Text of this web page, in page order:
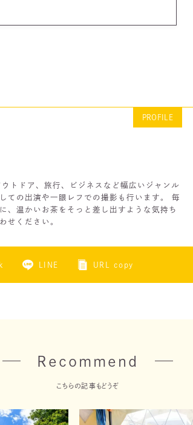
PROFILE
トドア、旅行、ビジネスなど幅広いジャンル
ての出演や一眼レフでの撮影も行います。 毎
、温かいお茶をそっと差し出すような気持ち
せください。
LINE URL copy
Recommend
こちらの記事もどうぞ